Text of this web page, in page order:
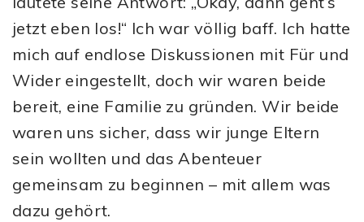
jetzt eben los!“ Ich war völlig baff. Ich hatte
mich auf endlose Diskussionen mit Für und
Wider eingestellt, doch wir waren beide
bereit, eine Familie zu gründen. Wir beide
waren uns sicher, dass wir junge Eltern
sein wollten und das Abenteuer
gemeinsam zu beginnen – mit allem was
dazu gehört.